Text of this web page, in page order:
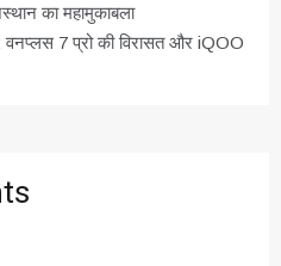
का महामुकाबला
वनप्लस 7 प्रो की विरासत और iQOO